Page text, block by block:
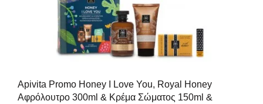
Apivita Promo Honey I Love You, Royal Honey
Αφρόλουτρο 300ml & Κρέμα Σώματος 150ml &